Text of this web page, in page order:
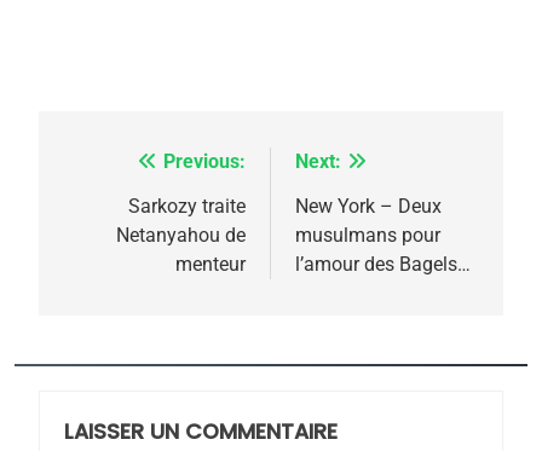
NavigationPrevious:
Sarkozy traite
Netanyahou de
menteur
Next:
New York – Deux
musulmans pour
l’amour des Bagels…
LAISSER UN COMMENTAIRE
2025, l’année la plus
meurtrière selon le
rapport d’ADL contre
FRANCE ISRAÉL
FIÈRE, DIGNE ET RÉSILIENTE :
MA JUDAÏTE par Thérèse
ISRAÉL JUDAISME